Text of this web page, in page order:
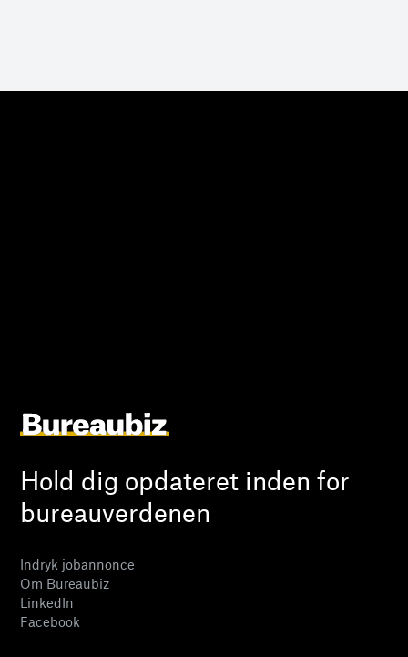
Hold dig opdateret inden for
bureauverdenen
Indryk jobannonce
Om Bureaubiz
LinkedIn
Facebook